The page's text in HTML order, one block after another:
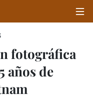
fotográfica
años de